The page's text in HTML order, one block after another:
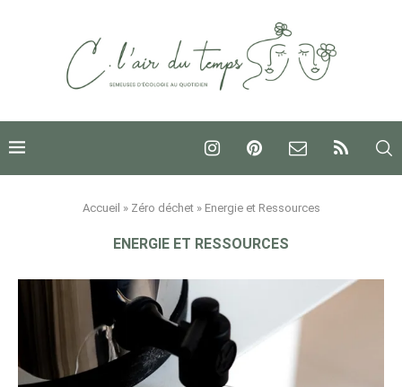
Accueil » Zéro déchet» Energie et Ressources
ENERGIE ET RESSOURCES